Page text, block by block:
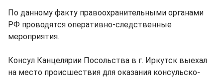
По данному факту правоохранительными органами
РФ проводятся оперативно-следственные
мероприятия.
Консул Канцелярии Посольства в г. Иркутск выехал
на место происшествия для оказания консульско-